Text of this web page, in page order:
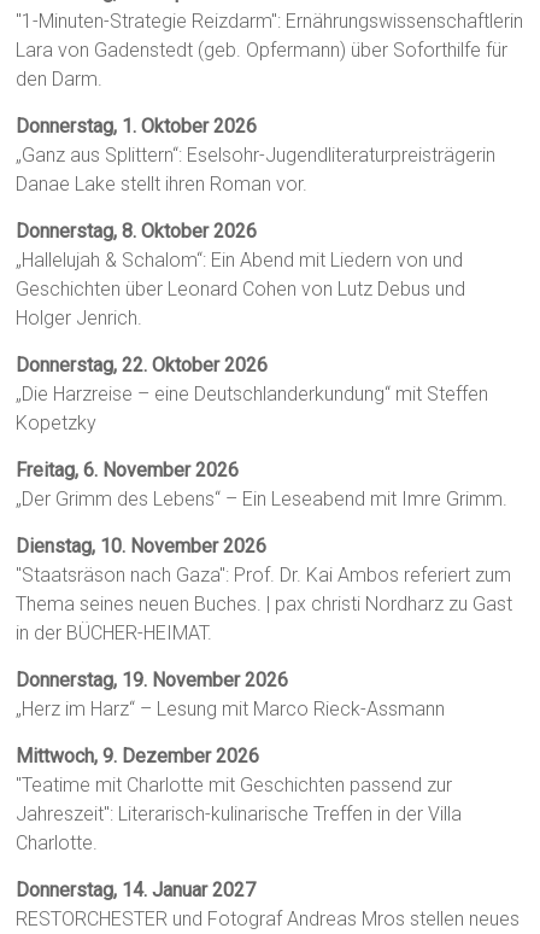
"1-Minuten-Strategie Reizdarm": Ernährungswissenschaftlerin
Lara von Gadenstedt (geb. Opfermann) über Soforthilfe für
den Darm.
Donnerstag, 1. Oktober 2026
„Ganz aus Splittern“: Eselsohr-Jugendliteraturpreisträgerin
Danae Lake stellt ihren Roman vor.
Donnerstag, 8. Oktober 2026
„Hallelujah & Schalom“: Ein Abend mit Liedern von und
Geschichten über Leonard Cohen von Lutz Debus und
Holger Jenrich.
Donnerstag, 22. Oktober 2026
„Die Harzreise – eine Deutschlanderkundung“ mit Steffen
Kopetzky
Freitag, 6. November 2026
„Der Grimm des Lebens“ – Ein Leseabend mit Imre Grimm.
Dienstag, 10. November 2026
"Staatsräson nach Gaza": Prof. Dr. Kai Ambos referiert zum
Thema seines neuen Buches. | pax christi Nordharz zu Gast
in der BÜCHER-HEIMAT.
Donnerstag, 19. November 2026
„Herz im Harz“ – Lesung mit Marco Rieck-Assmann
Mittwoch, 9. Dezember 2026
"Teatime mit Charlotte mit Geschichten passend zur
Jahreszeit": Literarisch-kulinarische Treffen in der Villa
Charlotte.
Donnerstag, 14. Januar 2027
RESTORCHESTER und Fotograf Andreas Mros stellen neues